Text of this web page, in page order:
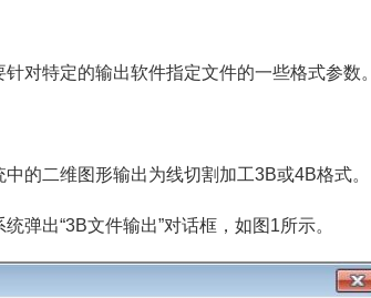
对特定的输出软件指定文件的一些格式参数。
的二维图形输出为线切割加工3B或4B格式。
弹出“3B文件输出”对话框，如图1所示。